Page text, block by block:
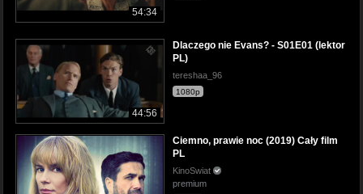
54:34
44:56
Dlaczego nie Evans? - S01E01 (lektor
PL)
tereshaa_96
1080p
Ciemno, prawie noc (2019) Cały film
PL
KinoSwiat
premium